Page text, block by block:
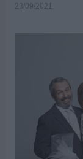
23/09/2021